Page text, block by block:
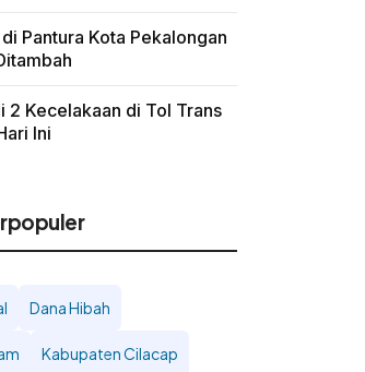
Pantura Kota Pekalongan
2 Kecelakaan di Tol Trans
Ini
Dana Hibah
Kabupaten Cilacap